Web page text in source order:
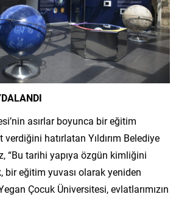
asırlar boyunca bir eğitim
hatırlatan Yıldırım Belediye
“Bu tarihi yapıya özgün kimliğini
bir eğitim yuvası olarak yeniden
Çocuk Üniversitesi, evlatlarımızın